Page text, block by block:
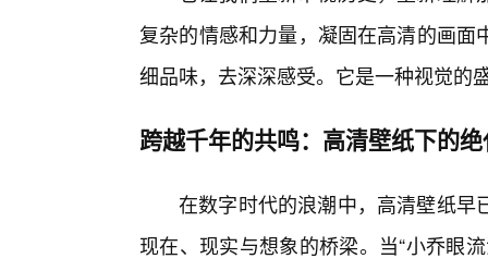
复杂的情感和力量，凝固在高清的画
细品味，去深深感受。它是一种视觉的
跨越千年的共鸣：高清壁纸下的
在数字时代的浪潮中，高清壁纸早
现在、现实与想象的桥梁。当“小乔眼